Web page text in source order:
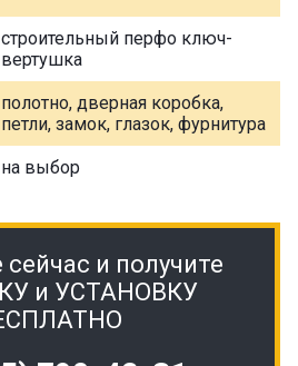
строительный перфо ключ-
вертушка
полотно, дверная коробка,
петли, замок, глазок, фурнитура
на выбор
и получите
и УСТАНОВКУ